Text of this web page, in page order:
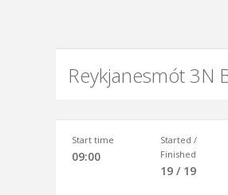
Reykjanesmót 3N
Start time
09:00
Started /
Finished
19 / 19